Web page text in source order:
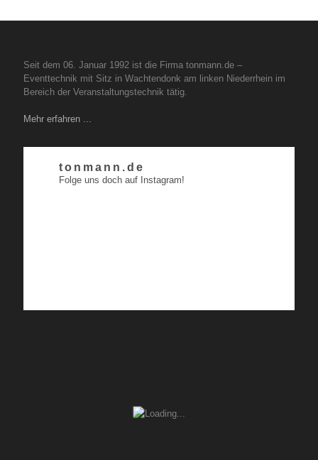
Seit dem 06. Januar 1992 ist die Firma tonmann.de –
Eventtechnik mit Sitz in Wachtendonk am linken Niederrhein im
Bereich der Veranstaltungstechnik tätig.
Mehr erfahren ...
tonmann.de
Folge uns doch auf Instagram!